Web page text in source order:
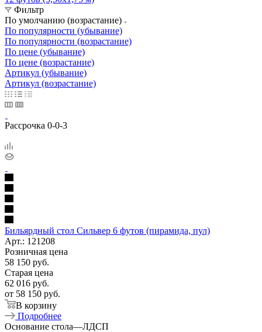
Фильтр
По умолчанию (возрастание)
По популярности (убывание)
По популярности (возрастание)
По цене (убывание)
По цене (возрастание)
Артикул (убывание)
Артикул (возрастание)
Рассрочка 0-0-3
Бильярдный стол Сильвер 6 футов (пирамида, пул)
Арт.: 121208
Розничная цена
58 150 руб.
Старая цена
62 016 руб.
от 58 150 руб.
В корзину
Подробнее
Основание стола—ЛДСП